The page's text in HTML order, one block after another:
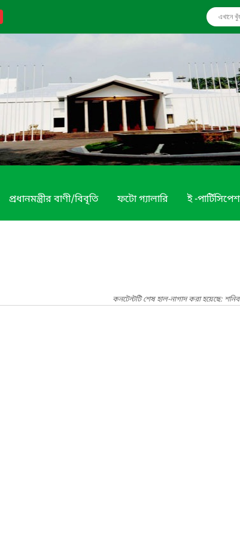
প্রধানমন্ত্রীর বাণী/বিবৃতি ফটো গ্যালারি ই -
কনটেন্টটি শেষ হাল-নাগাদ করা হয়েছে: